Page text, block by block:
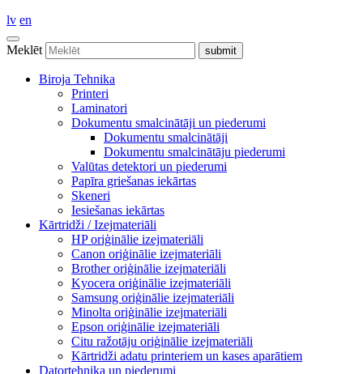
lv en
Meklēt
Biroja Tehnika
Printeri
Laminatori
Dokumentu smalcinātāji un piederumi
Dokumentu smalcinātāji
Dokumentu smalcinātāju piederumi
Valūtas detektori un piederumi
Papīra griešanas iekārtas
Skeneri
Iesiešanas iekārtas
Kārtridži / Izejmateriāli
HP oriģinālie izejmateriāli
Canon oriģinālie izejmateriāli
Brother oriģinālie izejmateriāli
Kyocera oriģinālie izejmateriāli
Samsung oriģinālie izejmateriāli
Minolta oriģinālie izejmateriāli
Epson oriģinālie izejmateriāli
Citu ražotāju oriģinālie izejmateriāli
Kārtridži adatu printeriem un kases aparātiem
Datortehnika un piederumi